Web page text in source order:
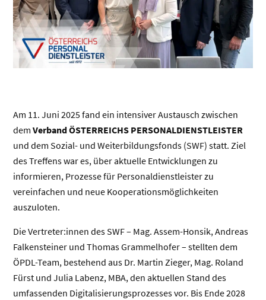
Treffen am 11.6.2025 in Wien
Am 11. Juni 2025 fand ein intensiver Austausch zwischen
dem Verband ÖSTERREICHS PERSONALDIENSTLEISTER
und dem Sozial- und Weiterbildungsfonds (SWF) statt. Ziel
des Treffens war es, über aktuelle Entwicklungen zu
informieren, Prozesse für Personaldienstleister zu
vereinfachen und neue Kooperationsmöglichkeiten
auszuloten.
Die Vertreter:innen des SWF – Mag. Assem-Honsik, Andreas
Falkensteiner und Thomas Grammelhofer – stellten dem
ÖPDL-Team, bestehend aus Dr. Martin Zieger, Mag. Roland
Fürst und Julia Labenz, MBA, den aktuellen Stand des
umfassenden Digitalisierungsprozesses vor. Bis Ende 2028